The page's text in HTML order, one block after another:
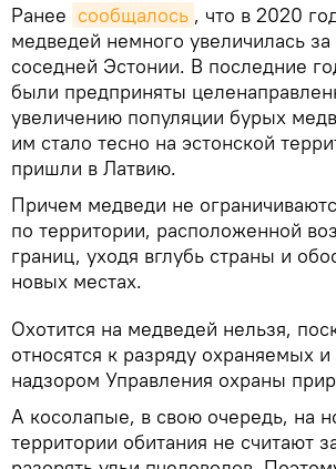
Ранее сообщалось , что в 2020
медведей немного увеличилась за
соседней Эстонии. В последние
были предприняты
увеличению популяции бурых
им стало тесно на эстонской
пришли в Латвию.
Причем медведи не
по территории, расположенной
границ, уходя вглубь страны и
новых местах.
Охотится на медведей нельзя,
относятся к разряду охраняемых
надзором Управления охраны
А косолапые, в свою очередь, на
территории обитания не считают